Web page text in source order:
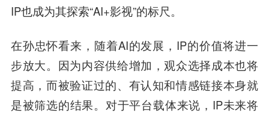
IP也成为其探索“AI+影视”的标尺。
在孙忠怀看来，随着AI的发展，IP的价值将进一
步放大。因为内容供给增加，观众选择成本也将
提高，而被验证过的、有认知和情感链接本身就
是被筛选的结果。对于平台载体来说，IP未来将